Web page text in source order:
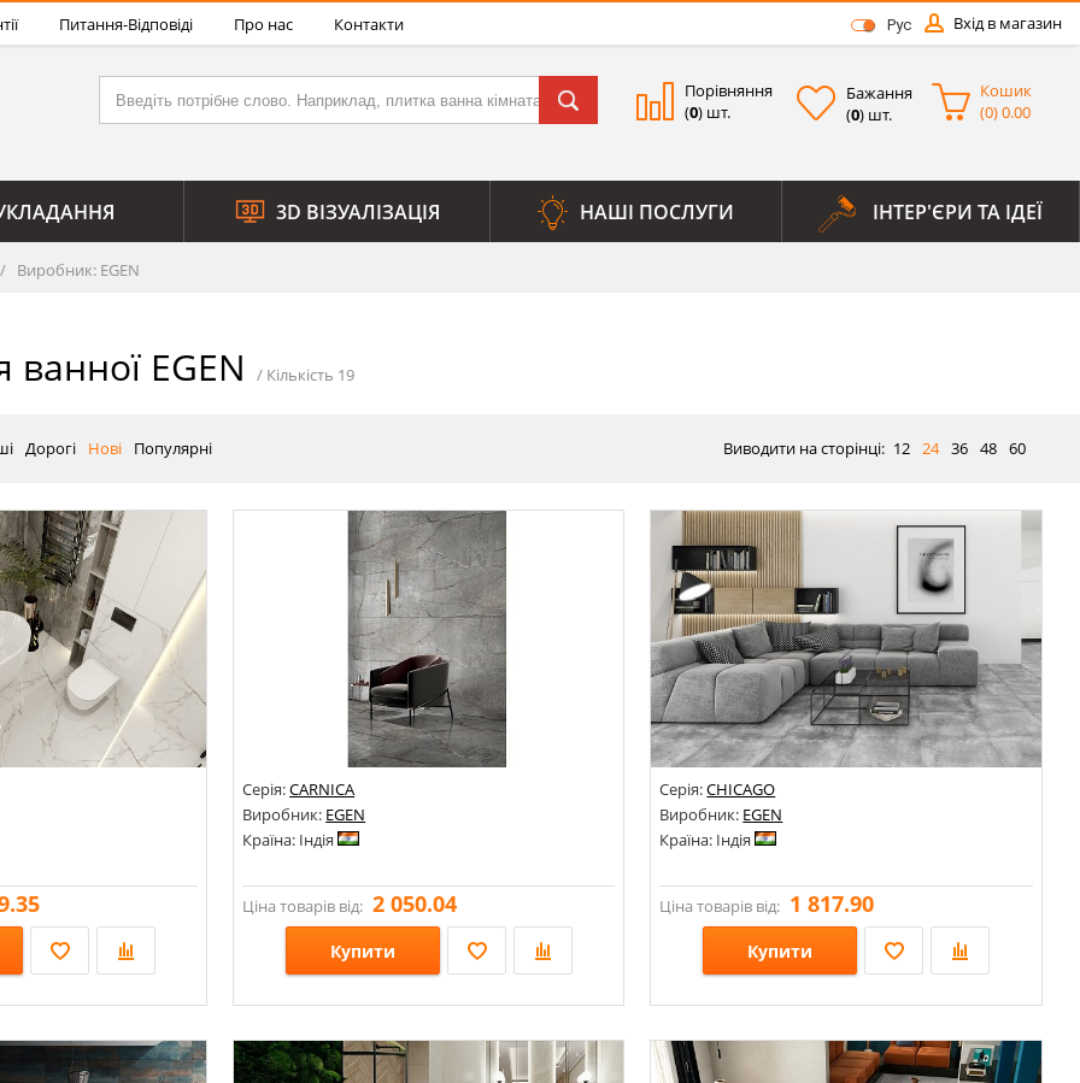
Питання-Відповіді Про нас Контакти Вхід в магазин
Рус
Порівняння
(0) шт.
Бажання
(0) шт.
Кошик
(0)0.00
3D ВІЗУАЛІЗАЦІЯ НАШІ ПОСЛУГИ ІНТЕР'ЄРИ ТА ІДЕЇ
Виробник: EGEN
ванної EGEN
Дорогі Нові Популярні Виводити на сторінці: 12 24 36 48 60
Серія:CARNICA
Виробник: EGEN
Країна: Індія
Ціна товарів від: 2 050.04
Купити
Розміри: 600х1200;
Стилі: Під мармур;
Кольори:
Серія:CHICAGO
Виробник: EGEN
Країна: Індія
Ціна товарів від: 1 817.90
Купити
Розміри: 600х600;
Стилі: Під бетон; Під камінь;
Кольори: